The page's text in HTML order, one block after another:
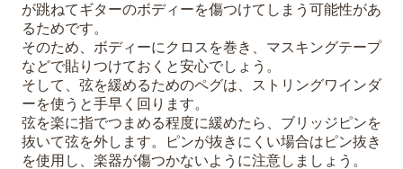
が跳ねてギターのボディーを傷つけてしまう可能性があ
るためです。
そのため、ボディーにクロスを巻き、マスキングテープ
などで貼りつけておくと安心でしょう。
そして、弦を緩めるためのペグは、ストリングワインダ
ーを使うと手早く回ります。
弦を楽に指でつまめる程度に緩めたら、ブリッジピンを
抜いて弦を外します。ピンが抜きにくい場合はピン抜き
を使用し、楽器が傷つかないように注意しましょう。